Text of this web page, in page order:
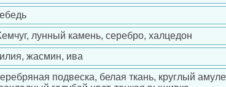
лунный камень, серебро, халцедон
жасмин, ива
подвеска, белая ткань, круглый